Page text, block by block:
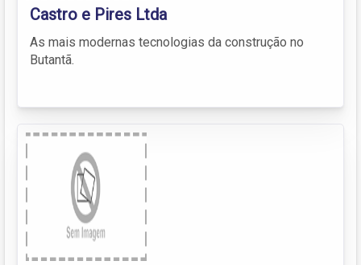
Castro e Pires Ltda
As mais modernas tecnologias da construção no
Butantã.